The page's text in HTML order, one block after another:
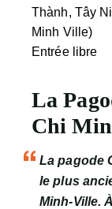
Thành, Tây
Minh Ville)
Entrée libre
La
Chi
La pagode
le plus
Minh-Ville.